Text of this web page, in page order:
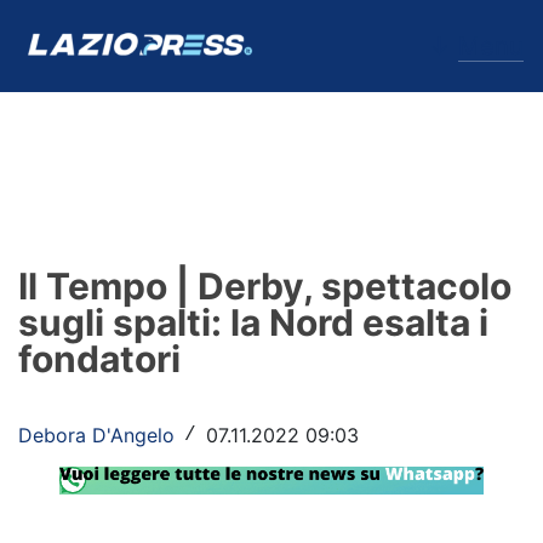
Formello
Infortuni
Calciomercato
Il Tempo | Derby, spettacolo
sugli spalti: la Nord esalta i
fondatori
Debora D'Angelo / 07.11.2022 09:03